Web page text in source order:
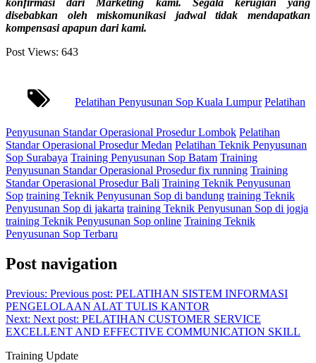
konfirmasi dari Marketing kami. Segala kerugian yang
disebabkan oleh miskomunikasi jadwal tidak mendapatkan
kompensasi apapun dari kami.
Post Views: 643
Pelatihan Penyusunan Sop Kuala Lumpur Pelatihan
Penyusunan Standar Operasional Prosedur Lombok Pelatihan
Standar Operasional Prosedur Medan Pelatihan Teknik Penyusunan
Sop Surabaya Training Penyusunan Sop Batam Training
Penyusunan Standar Operasional Prosedur fix running Training
Standar Operasional Prosedur Bali Training Teknik Penyusunan
Sop training Teknik Penyusunan Sop di bandung training Teknik
Penyusunan Sop di jakarta training Teknik Penyusunan Sop di jogja
training Teknik Penyusunan Sop online Training Teknik
Penyusunan Sop Terbaru
Post navigation
Previous: Previous post: PELATIHAN SISTEM INFORMASI
PENGELOLAAN ALAT TULIS KANTOR
Next: Next post: PELATIHAN CUSTOMER SERVICE
EXCELLENT AND EFFECTIVE COMMUNICATION SKILL
Training Update